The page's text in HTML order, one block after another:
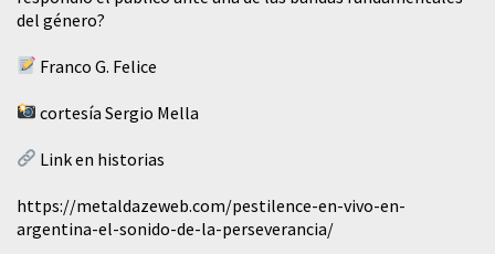
del género?
Franco G. Felice
cortesía Sergio Mella
Link en historias
https://metaldazeweb.com/pestilence-en-vivo-en-
argentina-el-sonido-de-la-perseverancia/